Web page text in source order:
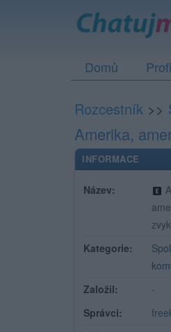
Domů
Rozcestník >>
Amerika,
INFORMACE
Název:
Kategorie:
Založil:
-
Správci: